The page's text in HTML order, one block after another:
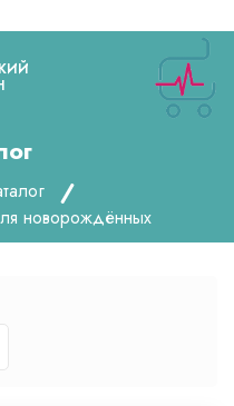
новорождённых